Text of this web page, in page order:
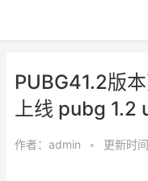
PUBG41.2版
上线 pubg 1.2
作者： admin • 更新时